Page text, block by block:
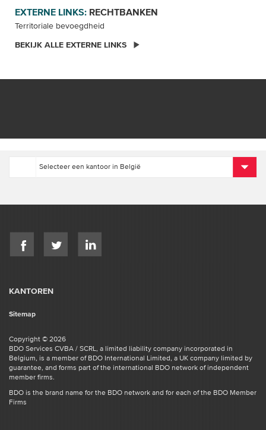
EXTERNE LINKS: RECHTBANKEN
Territoriale bevoegdheid
BEKIJK ALLE EXTERNE LINKS
KANTOREN
Sitemap
Copyright © 2026
BDO Services CVBA / SCRL, a limited liability company incorporated in
Belgium, is a member of BDO International Limited, a UK company limited by
guarantee, and forms part of the international BDO network of independent
member firms.
BDO is the brand name for the BDO network and for each of the BDO Member
Firms